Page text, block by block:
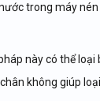
trong máy
này có thể
không giúp